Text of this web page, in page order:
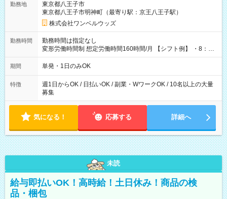
勤務地
東京都八王子市
東京都八王子市明神町（最寄り駅：京王八王子駅）
株式会社ワンベルウッズ
勤務時間
勤務時間は指定なし
変形労働時間制 想定労働時間160時間/月 【シフト例】 ・8：00
～21：00
期間 単発・1日のみOK
特徴
週1日からOK / 日払いOK / 副業・WワークOK / 10名以上の大量
募集
気になる！ 応募する 詳細へ
未読
給与即払いOK！高時給！土日休み！商品の検
品・梱包